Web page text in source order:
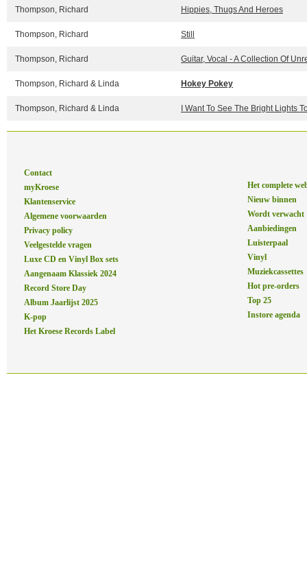
Thompson, Richard Hippies, Thugs And Heroes
Thompson, Richard Still
Thompson, Richard Guitar, Vocal - A Collection Of
Thompson, Richard & Linda Hokey Pokey
Thompson, Richard & Linda I Want To See The Bright Lights
Contact
myKroese
Klantenservice
Algemene voorwaarden
Privacy policy
Veelgestelde vragen
Luxe CD en Vinyl Box sets
Aangenaam Klassiek 2024
Record Store Day
Album Jaarlijst 2025
K-pop
Het Kroese Records Label
Het complete
Nieuw binnen
Wordt verwacht
Aanbiedingen
Luisterpaal
Vinyl
Muziekcassettes
Hot pre-orders
Top 25
Instore agenda